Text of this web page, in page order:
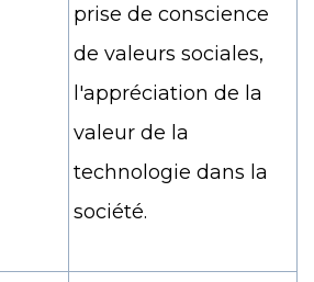
prise de conscience
de valeurs sociales,
l'appréciation de la
valeur de la
technologie dans la
société.